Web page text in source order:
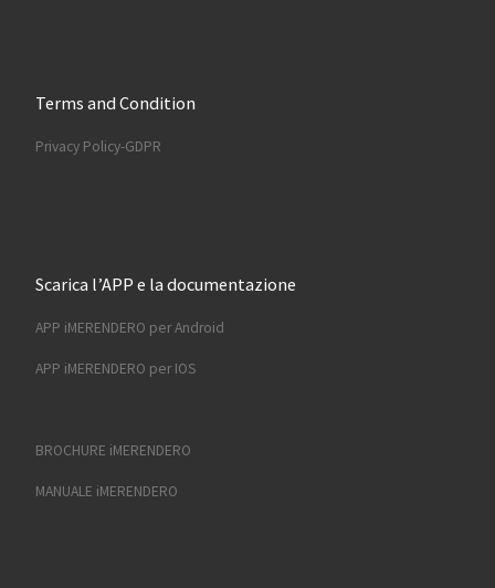
Terms and Condition
Privacy Policy-GDPR
Scarica l’APP e la documentazione
APP iMERENDERO per Android
APP iMERENDERO per IOS
BROCHURE iMERENDERO
MANUALE iMERENDERO